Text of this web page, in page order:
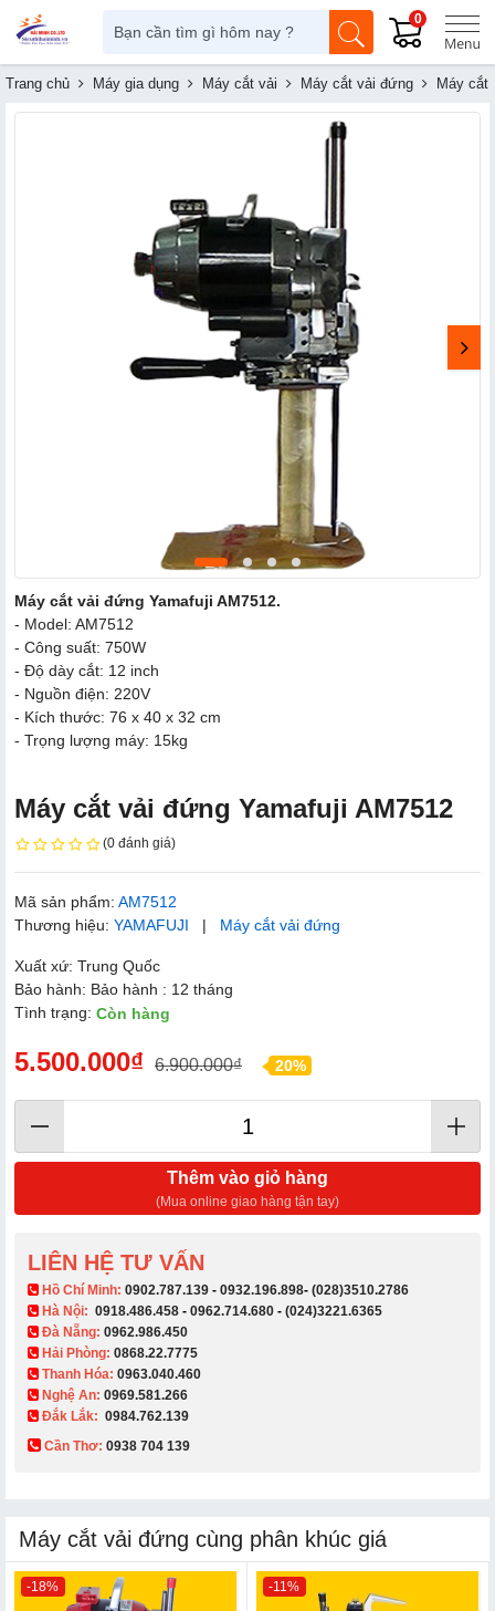
0
Trang chủ Máy gia dụng Máy cắt vải Máy cắt vải đứng Máy cắt
Máy cắt vải đứng Yamafuji AM7512.
- Model: AM7512
- Công suất: 750W
- Độ dày cắt: 12 inch
- Nguồn điện: 220V
- Kích thước: 76 x 40 x 32 cm
- Trọng lượng máy: 15kg
Máy cắt vải đứng Yamafuji AM7512
(0 đánh giá)
Mã sản phẩm: AM7512
Thương hiệu: YAMAFUJI | Máy cắt vải đứng
Xuất xứ: Trung Quốc
Bảo hành: Bảo hành : 12 tháng
Tình trạng: Còn hàng
5.500.000₫ 6.900.000₫ 20%
Thêm vào giỏ hàng
(Mua online giao hàng tận tay)
LIÊN HỆ TƯ VẤN
​ Hồ Chí Minh: 0902.787.139 - 0932.196.898- (028)3510.2786
Hà Nội: 0918.486.458 - 0962.714.680 - (024)3221.6365
Đà Nẵng: 0962.986.450
Hải Phòng: 0868.22.7775
Thanh Hóa: 0963.040.460
Nghệ An: 0969.581.266
Đắk Lắk: 0984.762.139
Cần Thơ: 0938 704 139​
Máy cắt vải đứng cùng phân khúc giá
-18% -11%